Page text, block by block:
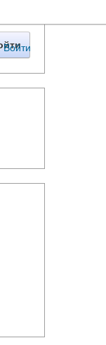
Войти